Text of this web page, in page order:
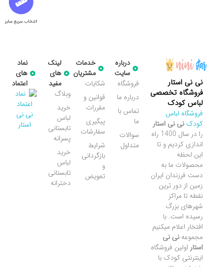
انتخاب سریع سایز
نی نی استار
فروشگاه تخصصی
لباس کودک
فروشگاه لباس
کودک نی نی استار
را در سال 1400 راه
اندازی کردیم و تا
این لحظه
محصولات ما به
دست فرزندان ایران
زمین از دور ترین
نقطه تا مراکز
شهرهای بزرگ
رسیده است. با
افتخار اعلام میکنیم
مجموعهنی نی
استار اولین فروشگاه
اینترنتی کودک با
درباره
سایت
فروشگاه
درباره ما
تماس با
ما
سوالات
متداول
خدمات
مشتریان
شکایات
قوانین و
مقررات
پیگیری
سفارشات
شرایط
بازگردانی
و
تعویض
لینک
های
مفید
وبلاگ
خرید
لباس
تابستانی
پسرانه
خرید
لباس
تابستانی
دخترانه
نماد
های
اعتماد